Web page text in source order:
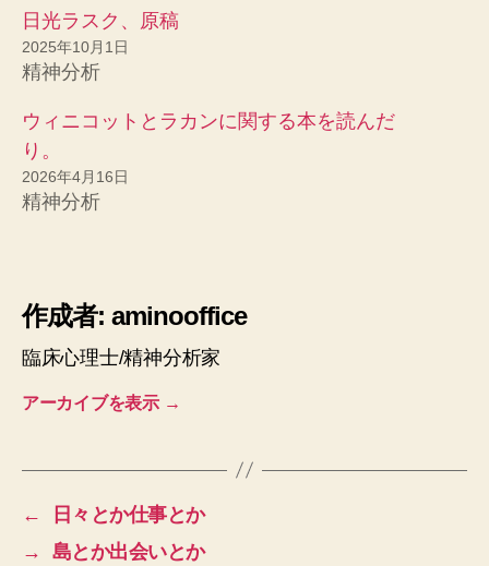
日光ラスク、原稿
2025年10月1日
精神分析
ウィニコットとラカンに関する本を読んだ
り。
2026年4月16日
精神分析
作成者: aminooffice
臨床心理士/精神分析家
アーカイブを表示 →
←
日々とか仕事とか
→
島とか出会いとか